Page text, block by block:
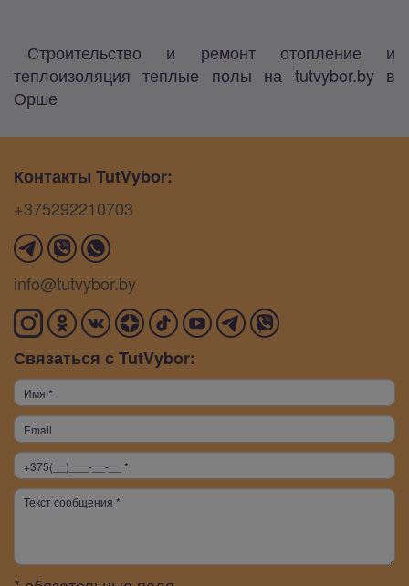
Строительство и ремонт отопление и
теплоизоляция теплые полы на tutvybor.by в
Орше
Контакты TutVybor:
+375292210703
info@tutvybor.by
Связаться с TutVybor: